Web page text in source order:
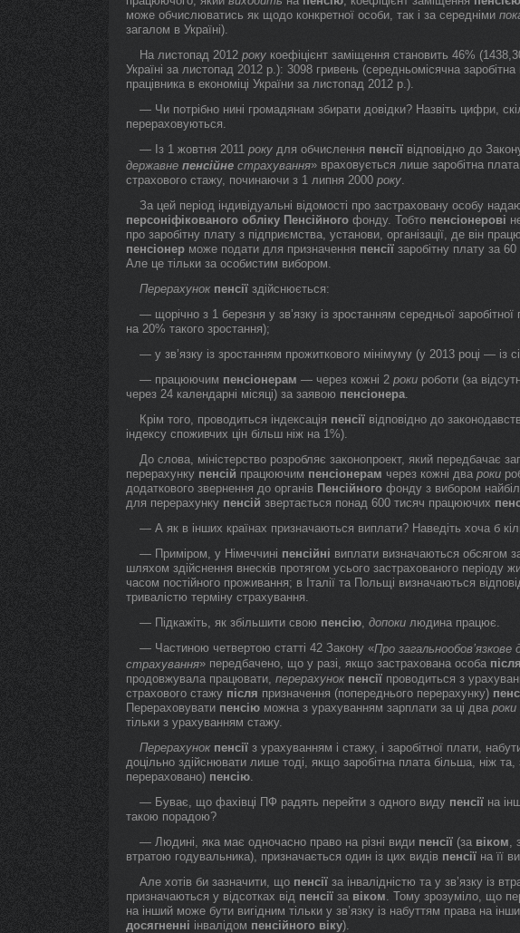
може обчислюватись як щодо конкретної особи, так і за середніми
загалом в Україні).
На листопад 2012 року коефіцієнт заміщення становить 46%
Україні за листопад 2012 р.): 3098 гривень (середньомісячна
працівника в економіці України за листопад 2012 р.).
— Чи потрібно нині громадянам збирати довідки? Назвіть цифри,
перераховуються.
— Із 1 жовтня 2011 року для обчислення пенсії відповідно до
державне пенсійне страхування» враховується лише заробітна
страхового стажу, починаючи з 1 липня 2000 року.
За цей період індивідуальні відомості про застраховану особу
персоніфікованого обліку Пенсійного фонду. Тобто пенсіонерові
про заробітну плату з підприємства, установи, організації, де він
пенсіонер може подати для призначення пенсії заробітну плату за
Але це тільки за особистим вибором.
Перерахунок пенсії здійснюється:
— щорічно з 1 березня у зв’язку із зростанням середньої
на 20% такого зростання);
— у зв’язку із зростанням прожиткового мінімуму (у 2013 році — із
— працюючим пенсіонерам — через кожні 2 роки роботи (за
через 24 календарні місяці) за заявою пенсіонера.
Крім того, проводиться індексація пенсії відповідно до
індексу споживчих цін більш ніж на 1%).
До слова, міністерство розробляє законопроект, який передбачає
перерахунку пенсій працюючим пенсіонерам через кожні два роки
додаткового звернення до органів Пенсійного фонду з вибором
для перерахунку пенсій звертається понад 600 тисяч працюючих
— А як в інших країнах призначаються виплати? Наведіть хоча б
— Приміром, у Німеччині пенсійні виплати визначаються обсягом
шляхом здійснення внесків протягом усього застрахованого періоду
часом постійного проживання; в Італії та Польщі визначаються
тривалістю терміну страхування.
— Підкажіть, як збільшити свою пенсію, допоки людина працює.
— Частиною четвертою статті 42 Закону «Про загальнообов’язкове
страхування» передбачено, що у разі, якщо застрахована особа після
продовжувала працювати, перерахунок пенсії проводиться з
страхового стажу після призначення (попереднього перерахунку)
Перераховувати пенсію можна з урахуванням зарплати за ці два роки
тільки з урахуванням стажу.
Перерахунок пенсії з урахуванням і стажу, і заробітної плати,
доцільно здійснювати лише тоді, якщо заробітна плата більша, ніж
перераховано) пенсію.
— Буває, що фахівці ПФ радять перейти з одного виду пенсії на
такою порадою?
— Людині, яка має одночасно право на різні види пенсії (за віком,
втратою годувальника), призначається один із цих видів пенсії на її
Але хотів би зазначити, що пенсії за інвалідністю та у зв’язку із
призначаються у відсотках від пенсії за віком. Тому зрозуміло, що
на інший може бути вигідним тільки у зв’язку із набуттям права на
досягненні інвалідом пенсійного віку).